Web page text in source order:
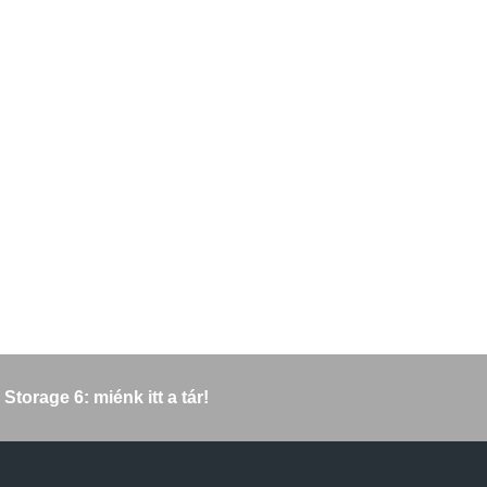
6: miénk itt a tár!